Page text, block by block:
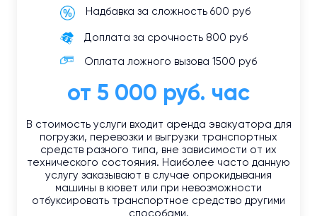
Надбавка за сложность 600 руб
Доплата за срочность 800 руб
Оплата ложного вызова 1500 руб
от 5 000 руб. час
В стоимость услуги входит аренда эвакуатора для
погрузки, перевозки и выгрузки транспортных
средств разного типа, вне зависимости от их
технического состояния. Наиболее часто данную
услугу заказывают в случае опрокидывания
машины в кювет или при невозможности
отбуксировать транспортное средство другими
способами.